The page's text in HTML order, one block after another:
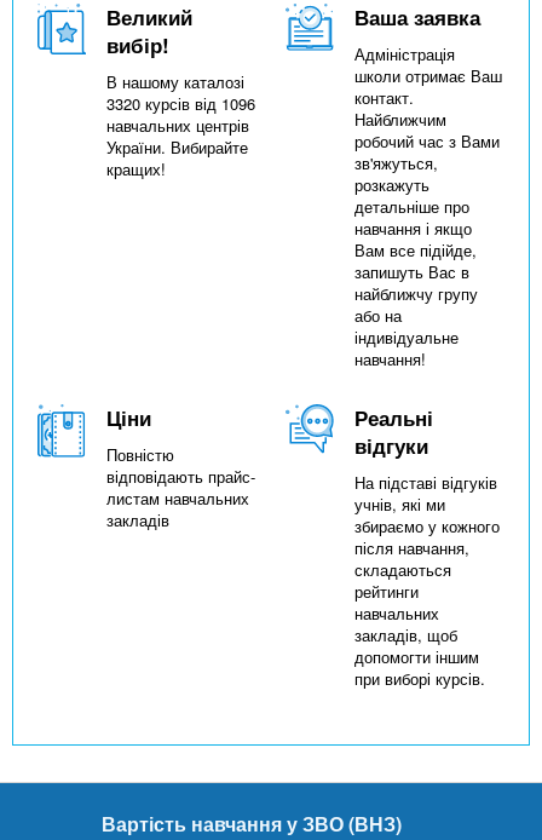
Великий
вибір!
В нашому каталозі
3320 курсів від 1096
навчальних центрів
України. Вибирайте
кращих!
Ваша заявка
Адміністрація
школи отримає Ваш
контакт.
Найближчим
робочий час з Вами
зв'яжуться,
розкажуть
детальніше про
навчання і якщо
Вам все підійде,
запишуть Вас в
найближчу групу
або на
індивідуальне
навчання!
Ціни
Повністю
відповідають прайс-
листам навчальних
закладів
Реальні
відгуки
На підставі відгуків
учнів, які ми
збираємо у кожного
після навчання,
складаються
рейтинги
навчальних
закладів, щоб
допомогти іншим
при виборі курсів.
Вартість навчання у ЗВО (ВНЗ)